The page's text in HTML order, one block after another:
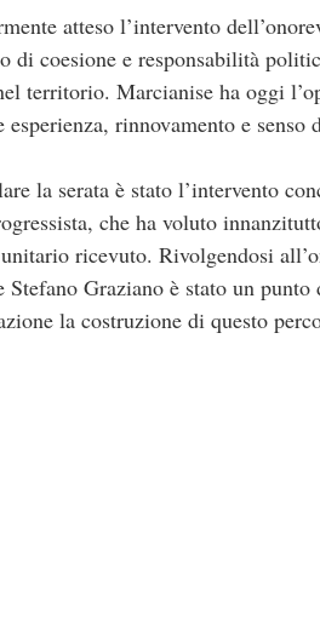
atteso l’intervento
di coesione e responsabilità
territorio. Marcianise ha oggi
esperienza, rinnovamento e
la serata è stato l’intervento
che ha voluto
ricevuto. Rivolgendosi
Stefano Graziano è stato un
la costruzione di questo